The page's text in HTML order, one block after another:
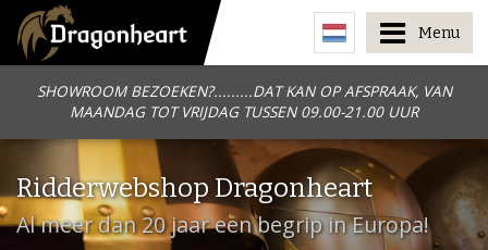
SHOWROOM BEZOEKEN?.........DAT KAN OP AFSPRAAK, VAN
MAANDAG TOT VRIJDAG TUSSEN 09.00-21.00 UUR
Menu
Ridderwebshop Dragonheart
Al meer dan 20 jaar een begrip in Europa!